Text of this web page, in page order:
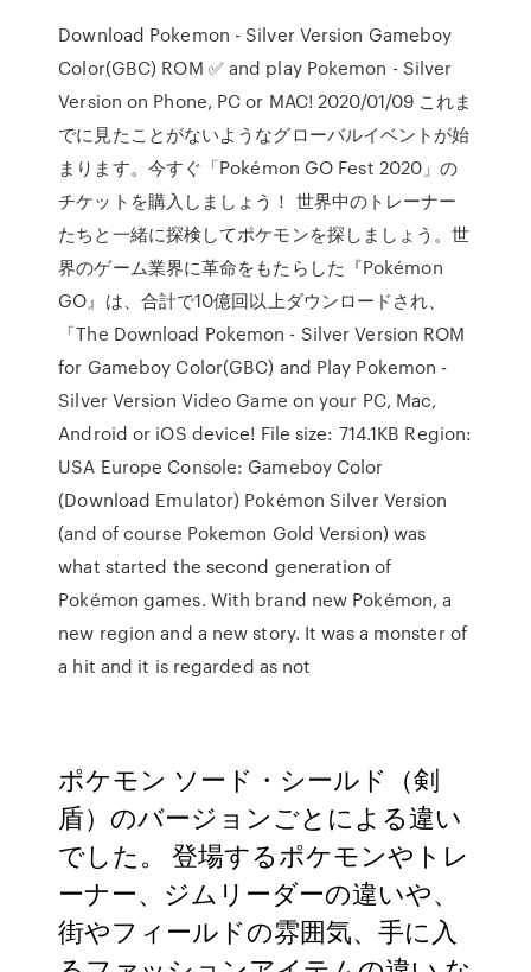
Download Pokemon - Silver Version Gameboy
Color(GBC) ROM ✅ and play Pokemon - Silver
Version on Phone, PC or MAC! 2020/01/09 これま
でに見たことがないようなグローバルイベントが始
まります。今すぐ「Pokémon GO Fest 2020」の
チケットを購入しましょう！ 世界中のトレーナー
たちと一緒に探検してポケモンを探しましょう。世
界のゲーム業界に革命をもたらした『Pokémon
GO』は、合計で10億回以上ダウンロードされ、
「The Download Pokemon - Silver Version ROM
for Gameboy Color(GBC) and Play Pokemon -
Silver Version Video Game on your PC, Mac,
Android or iOS device! File size: 714.1KB Region:
USA Europe Console: Gameboy Color
(Download Emulator) Pokémon Silver Version
(and of course Pokemon Gold Version) was
what started the second generation of
Pokémon games. With brand new Pokémon, a
new region and a new story. It was a monster of
a hit and it is regarded as not
ポケモン ソード・シールド（剣
盾）のバージョンごとによる違い
でした。 登場するポケモンやトレ
ーナー、ジムリーダーの違いや、
街やフィールドの雰囲気、手に入